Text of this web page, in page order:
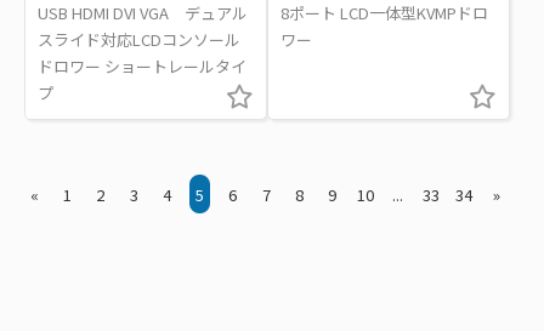
USB HDMI DVI VGA デュアル
スライド対応LCDコンソール
ドロワー ショートレールタイ
プ
8ポート LCD一体型KVMPドロ
ワー
« 1 2 3 4 5 6 7 8 9 10 ... 33 34 »